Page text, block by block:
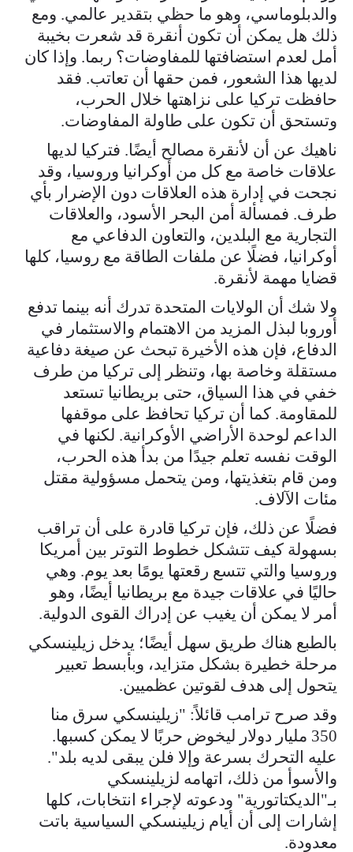
والدبلوماسي، وهو ما حظي بتقدير عالمي. ومع
ذلك هل يمكن أن تكون أنقرة قد شعرت بخيبة
أمل لعدم استضافتها للمفاوضات؟ ربما. وإذا كان
لديها هذا الشعور، فمن حقها أن تعاتب. فقد
حافظت تركيا على نزاهتها خلال الحرب،
وتستحق أن تكون على طاولة المفاوضات.
ناهيك عن أن لأنقرة مصالح أيضًا. فتركيا لديها
علاقات خاصة مع كل من أوكرانيا وروسيا، وقد
نجحت في إدارة هذه العلاقات دون الإضرار بأي
طرف. فمسألة أمن البحر الأسود، والعلاقات
التجارية مع البلدين، والتعاون الدفاعي مع
أوكرانيا، فضلًا عن ملفات الطاقة مع روسيا، كلها
قضايا مهمة لأنقرة.
ولا شك أن الولايات المتحدة تدرك أنه بينما تدفع
أوروبا لبذل المزيد من الاهتمام والاستثمار في
الدفاع، فإن هذه الأخيرة تبحث عن صيغة دفاعية
مستقلة وخاصة بها، وتنظر إلى تركيا من طرف
خفي في هذا السياق، حتى بريطانيا تستعد
للمقاومة. كما أن تركيا تحافظ على موقفها
الداعم لوحدة الأراضي الأوكرانية. لكنها في
الوقت نفسه تعلم جيدًا من بدأ هذه الحرب،
ومن قام بتغذيتها، ومن يتحمل مسؤولية مقتل
مئات الآلاف.
فضلًا عن ذلك، فإن تركيا قادرة على أن تراقب
بسهولة كيف تتشكل خطوط التوتر بين أمريكا
وروسيا والتي تتسع رقعتها يومًا بعد يوم. وهي
حاليًا في علاقات جيدة مع بريطانيا أيضًا، وهو
أمر لا يمكن أن يغيب عن إدراك القوى الدولية.
بالطبع هناك طريق سهل أيضًا؛ يدخل زيلينسكي
مرحلة خطيرة بشكل متزايد، وبأبسط تعبير
يتحول إلى هدف لقوتين عظميين.
وقد صرح ترامب قائلاً: "زيلينسكي سرق منا
350 مليار دولار ليخوض حربًا لا يمكن كسبها.
عليه التحرك بسرعة وإلا فلن يبقى لديه بلد".
والأسوأ من ذلك، اتهامه لزيلينسكي
بـ"الديكتاتورية" ودعوته لإجراء انتخابات، كلها
إشارات إلى أن أيام زيلينسكي السياسية باتت
معدودة.